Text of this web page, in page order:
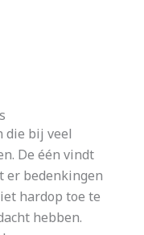
die bij veel
De één vindt
er bedenkingen
hardop toe te
hebben.